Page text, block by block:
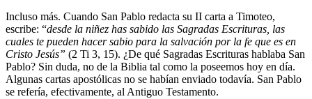
Incluso más. Cuando San Pablo redacta su II carta a Timoteo,
escribe: “desde la niñez has sabido las Sagradas Escrituras, las
cuales te pueden hacer sabio para la salvación por la fe que es en
Cristo Jesús” (2 Ti 3, 15). ¿De qué Sagradas Escrituras hablaba San
Pablo? Sin duda, no de la Biblia tal como la poseemos hoy en día.
Algunas cartas apostólicas no se habían enviado todavía. San Pablo
se refería, efectivamente, al Antiguo Testamento.